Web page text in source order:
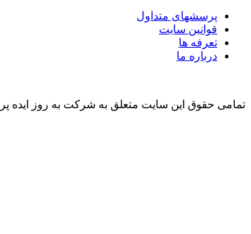
پرسشهای متداول
قوانین سایت
تعرفه ها
درباره ما
تمامی حقوق این سایت متعلق به شرکت به روز ایده